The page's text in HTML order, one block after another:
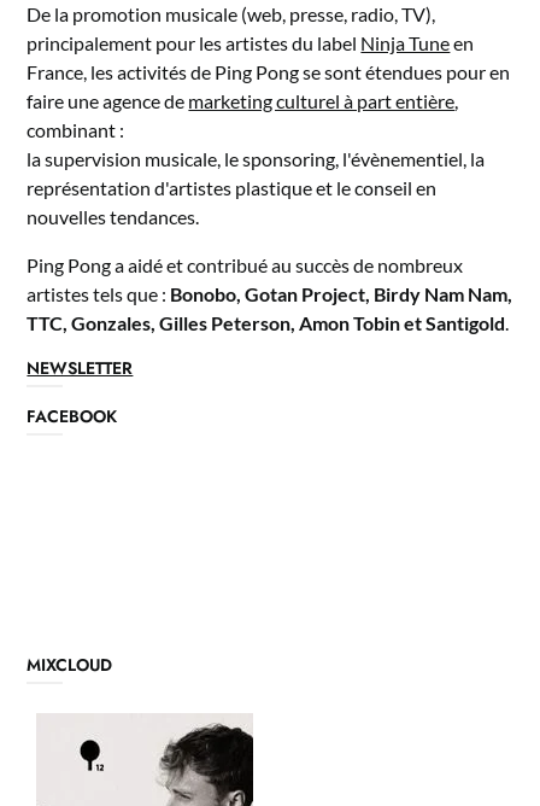
De la promotion musicale (web, presse, radio, TV),
principalement pour les artistes du label Ninja Tuneen
France, les activités de Ping Pong se sont étendues pour en
faire une agence de marketing culturel à part entière,
combinant :
la supervision musicale, le sponsoring, l'évènementiel, la
représentation d'artistes plastique et le conseil en
nouvelles tendances.
Ping Pong a aidé et contribué au succès de nombreux
artistes tels que : Bonobo, Gotan Project, Birdy Nam Nam,
TTC, Gonzales, Gilles Peterson, Amon Tobin et Santigold.
NEWSLETTER
FACEBOOK
MIXCLOUD